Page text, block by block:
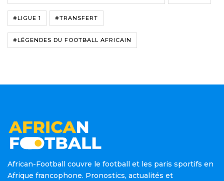
#LIGUE 1 #TRANSFERT
#LÉGENDES DU FOOTBALL AFRICAIN
African-Football couvre le football et les paris sportifs en
Afrique francophone. Pronostics, actualités et